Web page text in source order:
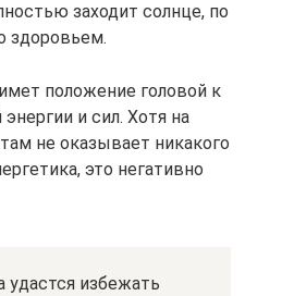
заходит солнце, по
здоровьем.
положение головой к
и сил. Хотя на
не оказывает никакого
это негативно
удастся избежать